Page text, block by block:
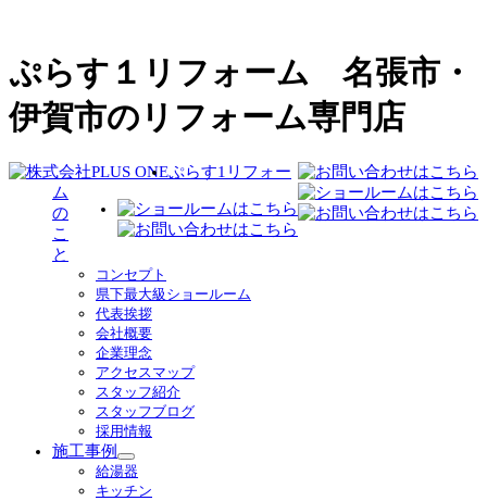
ぷらす１リフォーム 名張市・
伊賀市のリフォーム専門店
ぷらす1リフォー
ム
の
こ
と
コンセプト
県下最大級ショールーム
代表挨拶
会社概要
企業理念
アクセスマップ
スタッフ紹介
スタッフブログ
採用情報
施工事例
サ
ブ
給湯器
キッチン